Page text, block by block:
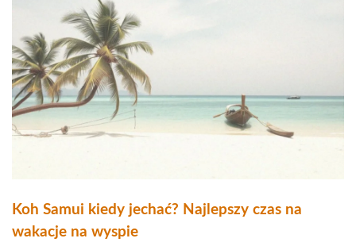
Koh Samui kiedy jechać? Najlepszy czas na
wakacje na wyspie